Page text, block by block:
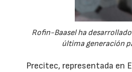
Rofin-Baasel ha
última generación
Precitec, representada en